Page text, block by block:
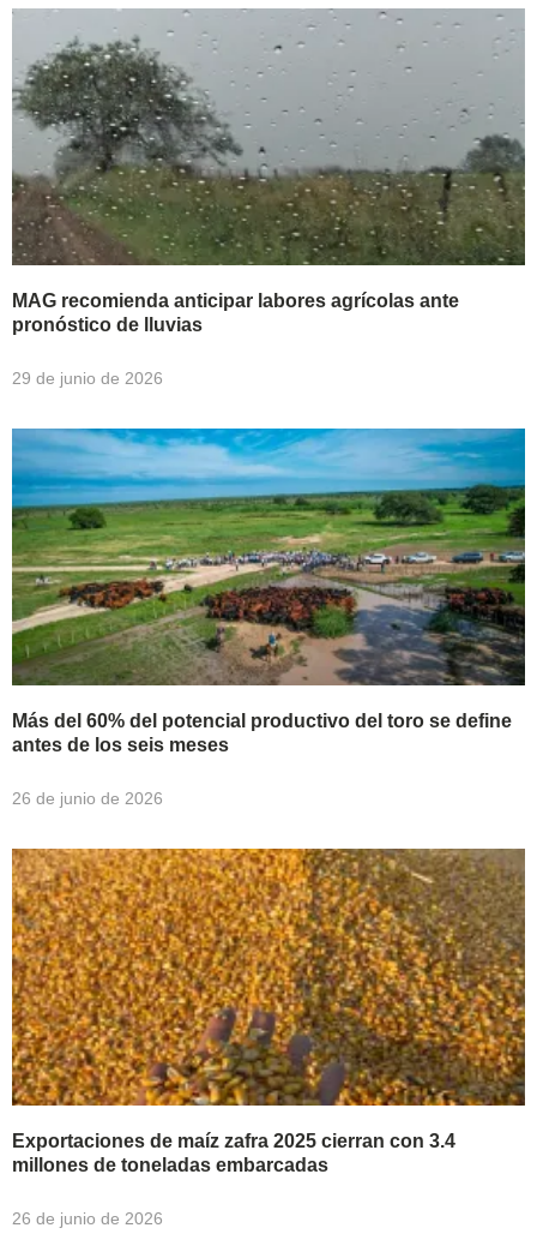
MAG recomienda anticipar labores agrícolas ante
pronóstico de lluvias
29 de junio de 2026
Más del 60% del potencial productivo del toro se define
antes de los seis meses
26 de junio de 2026
Exportaciones de maíz zafra 2025 cierran con 3.4
millones de toneladas embarcadas
26 de junio de 2026